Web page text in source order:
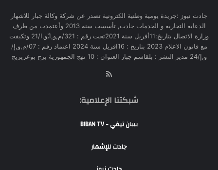
جادت نيوز :جريدة يومية وطنية الكترونية تصدر عن شركة وكالة جبار للاشهار
الدعاية التجارية و الخدمات جادت, تأسست سنة 2013 وأعتمدت من طرف
وزارة الاتصال بتاريخ:11أفريل سنة 2021تحت رقم : 321/م,و,ا,ّو,ا/21 وتكيفت
مع قانون الاعلام 2023 بتاريخ : 16افريل سنة 2024 اعتماد رقم : 07/م,و,إ/
و,إ/24 مدير النشر : بلقاسم جبار العنوان : 10 نهج الجمهورية برج بوعريريج
شبكتنا الإعلامية:
بيبان تيفي - BIBAN TV
جادت للإشهار